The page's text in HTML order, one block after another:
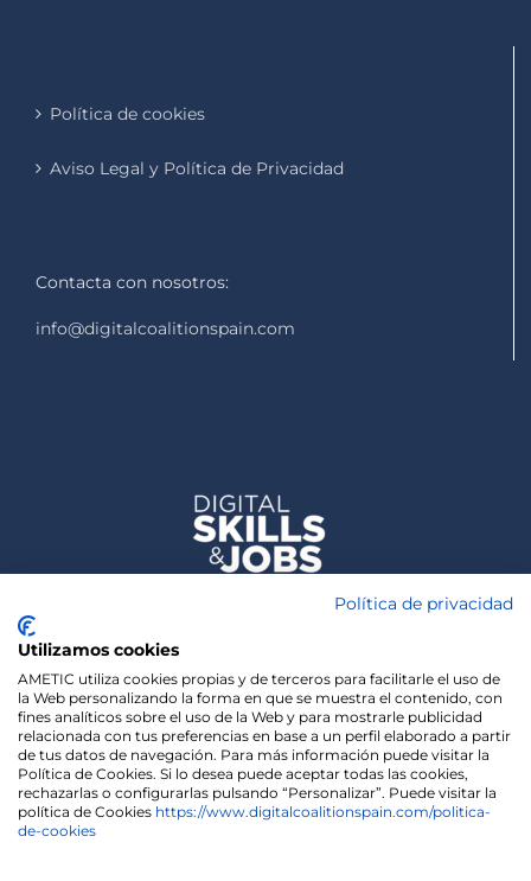
Política de cookies
Aviso Legal y Política de Privacidad
Contacta con nosotros:
info@digitalcoalitionspain.com
We use cookies on our website to give you the most
Política de privacidad
Utilizamos cookies
AMETIC utiliza cookies propias y de terceros para facilitarle el uso de
la Web personalizando la forma en que se muestra el contenido, con
fines analíticos sobre el uso de la Web y para mostrarle publicidad
relacionada con tus preferencias en base a un perfil elaborado a partir
de tus datos de navegación. Para más información puede visitar la
Política de Cookies. Si lo desea puede aceptar todas las cookies,
rechazarlas o configurarlas pulsando “Personalizar”. Puede visitar la
política de Cookies https://www.digitalcoalitionspain.com/politica-
de-cookies